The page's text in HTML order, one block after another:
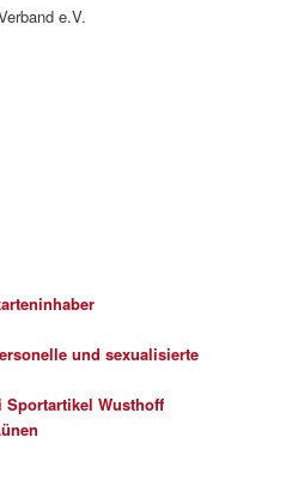
e.V.
und sexualisierte
Sportartikel Wusthoff